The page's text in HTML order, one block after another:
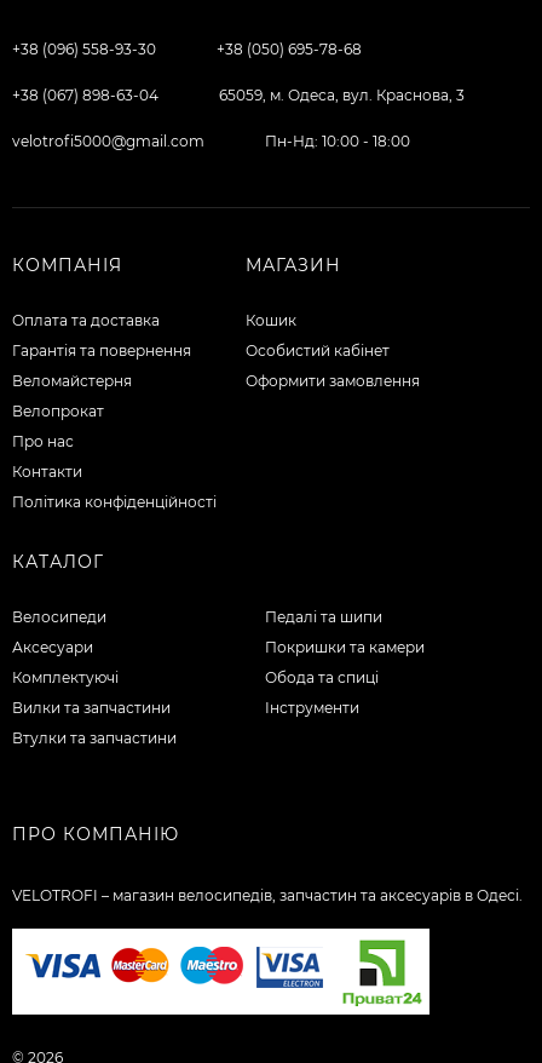
+38 (096) 558-93-30 +38 (050) 695-78-68
+38 (067) 898-63-04 65059, м. Одеса, вул. Краснова, 3
velotrofi5000@gmail.com Пн-Нд: 10:00 - 18:00
КОМПАНІЯ
Оплата та доставка
Гарантія та повернення
Веломайстерня
Велопрокат
Про нас
Контакти
Політика конфіденційності
МАГАЗИН
Кошик
Особистий кабінет
Оформити замовлення
КАТАЛОГ
Велосипеди
Аксесуари
Комплектуючі
Вилки та запчастини
Втулки та запчастини
Педалі та шипи
Покришки та камери
Обода та спиці
Інструменти
ПРО КОМПАНІЮ
VELOTROFI – магазин велосипедів, запчастин та аксесуарів в Одесі.
© 2026